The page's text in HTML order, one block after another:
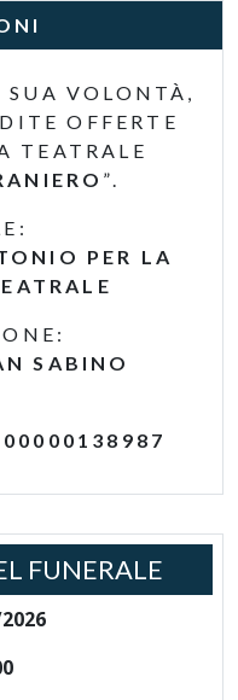
SUA VOLONTÀ,
OFFERTE
TEATRALE
”.
PER LA
SABINO
FUNERALE